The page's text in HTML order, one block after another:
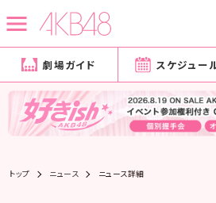
劇場ガイド スケジュー
トップ ニュース ニュース詳細